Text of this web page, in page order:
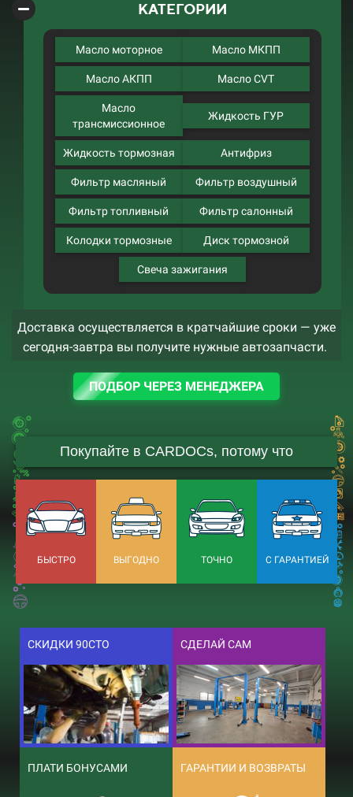
КАТЕГОРИИ
Масло моторное Масло МКПП
Масло АКПП Масло CVT
Масло
трансмиссионное
Жидкость ГУР
Жидкость тормозная Антифриз
Фильтр масляный Фильтр воздушный
Фильтр топливный Фильтр салонный
Колодки тормозные Диск тормозной
Свеча зажигания
Доставка осуществляется в кратчайшие сроки — уже
сегодня-завтра вы получите нужные автозапчасти.
ПОДБОР ЧЕРЕЗ МЕНЕДЖЕРА
Покупайте в CARDOCs, потому что
БЫСТРО ВЫГОДНО ТОЧНО С ГАРАНТИЕЙ
СКИДКИ 90СТО СДЕЛАЙ САМ
ПЛАТИ БОНУСАМИ ГАРАНТИИ И ВОЗВРАТЫ